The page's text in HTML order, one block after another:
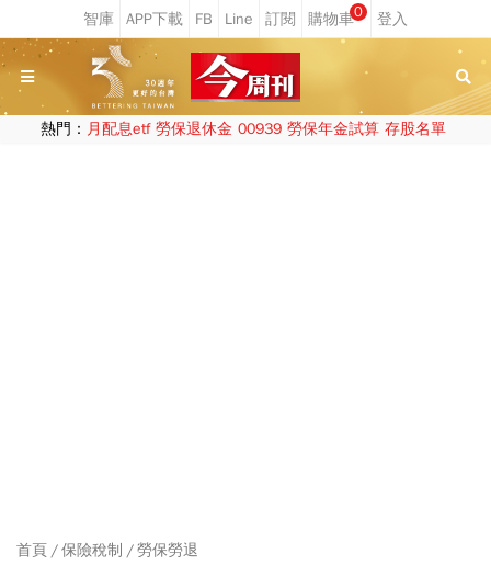
0
熱門： 月配息etf 勞保退休金 00939 勞保年金試算 存股名單
首頁 保險稅制 勞保勞退